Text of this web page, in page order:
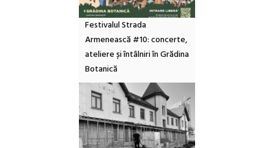
Festivalul Strada
Armenească #10: concerte,
ateliere și întâlniri în Grădina
Botanică